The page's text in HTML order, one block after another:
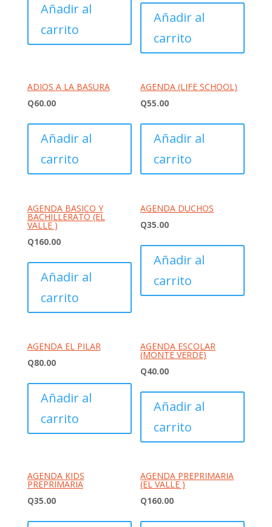
Añadir al
carrito
Añadir al
carrito
ADIOS A LA BASURA
Q60.00
Añadir al
carrito
AGENDA (LIFE SCHOOL)
Q55.00
Añadir al
carrito
AGENDA BASICO Y
BACHILLERATO (EL
VALLE )
Q160.00
Añadir al
carrito
AGENDA DUCHOS
Q35.00
Añadir al
carrito
AGENDA EL PILAR
Q80.00
Añadir al
carrito
AGENDA ESCOLAR
(MONTE VERDE)
Q40.00
Añadir al
carrito
AGENDA KIDS
PREPRIMARIA
Q35.00
AGENDA PREPRIMARIA
(EL VALLE )
Q160.00